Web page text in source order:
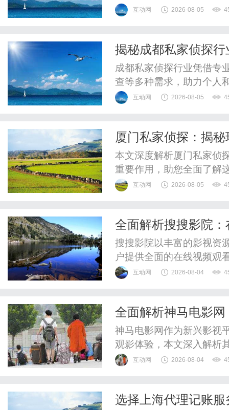
惠，兼顾高专业度与高性
互动网 2026-08-05
揭秘成都私家侦探
成都私家侦探行业凭借专
查等多种需求，助力个人
互动网 2026-08-05
厦门私家侦探：揭
本文深度解析厦门私家侦
重要作用，助您全面了解
互动网 2026-08-05
全面解析搜搜影院
搜搜影院以丰富的影视资
户提供全面的在线视频观
台。互动网 2026-08-04
全面解析神马电影
提升指南
神马电影网作为新兴影视
观影体验，本文深入解析
互动网 2026-08-04
选择上海代理记账